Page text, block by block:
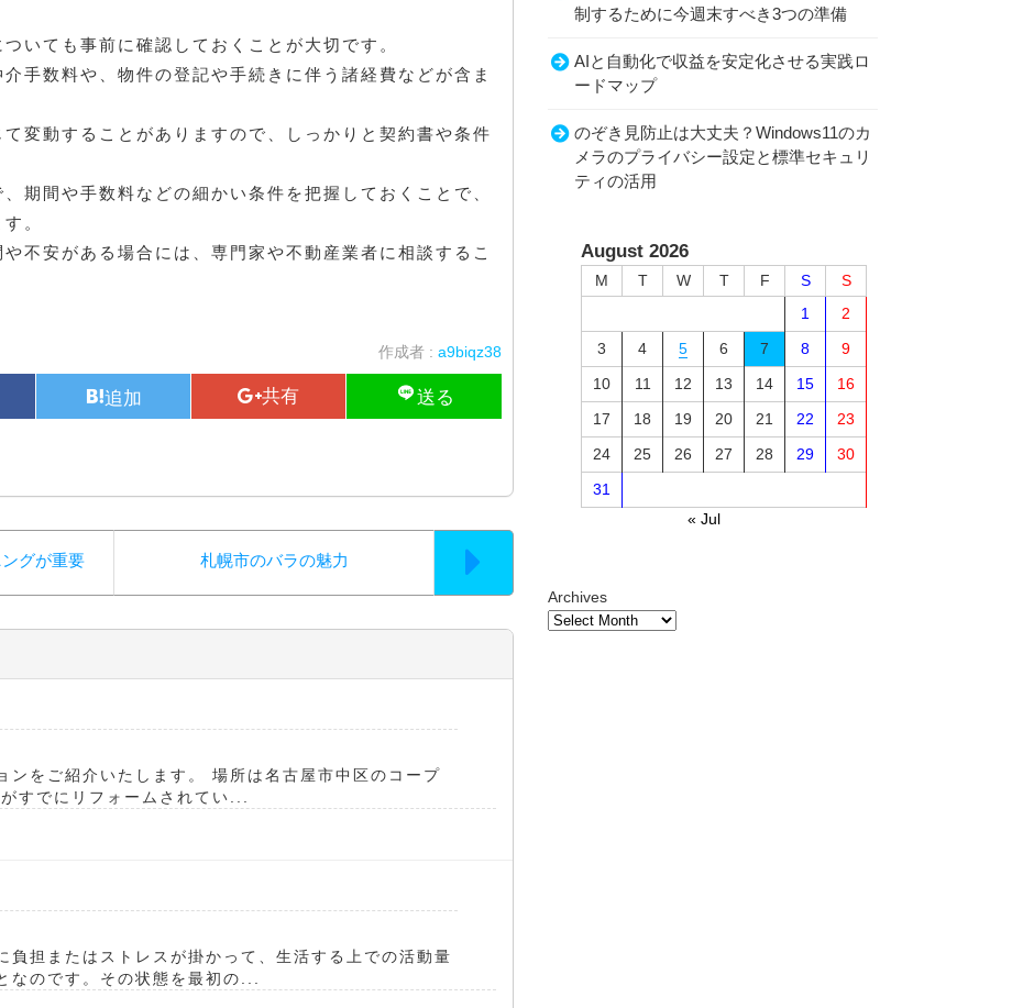
いても事前に確認しておくことが大切です。
手数料や、物件の登記や手続きに伴う諸経費などが含ま
変動することがありますので、しっかりと契約書や条件
期間や手数料などの細かい条件を把握しておくことで、
。
不安がある場合には、専門家や不動産業者に相談するこ
作成者 : a9biqz38
グが重要 札幌市のバラの魅力
ンをご紹介いたします。 場所は名古屋市中区のコープ
すでにリフォームされてい...
負担またはストレスが掛かって、生活する上での活動量
なのです。その状態を最初の...
制するために今週末すべき3つの準備
AIと自動化で収益を安定化させる実践ロ
ードマップ
のぞき見防止は大丈夫？Windows11のカ
メラのプライバシー設定と標準セキュリ
ティの活用
August 2026
M T W T F S
S
1
2
3
4 5 6 7 8
9
10
11 12 13 14 15
16
17
18 19 20 21 22
23
24
25 26 27 28 29
30
31
« Jul
Archives